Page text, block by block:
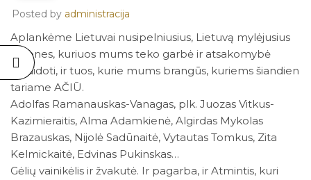
Posted by administracija
Aplankėme Lietuvai nusipelniusius, Lietuvą mylėjusius
žmones, kuriuos mums teko garbė ir atsakomybė
palaidoti, ir tuos, kurie mums brangūs, kuriems šiandien
tariame AČIŪ.
Adolfas Ramanauskas-Vanagas, plk. Juozas Vitkus-
Kazimieraitis, Alma Adamkienė, Algirdas Mykolas
Brazauskas, Nijolė Sadūnaitė, Vytautas Tomkus, Zita
Kelmickaitė, Edvinas Pukinskas…
Gėlių vainikėlis ir žvakutė. Ir pagarba, ir Atmintis, kuri